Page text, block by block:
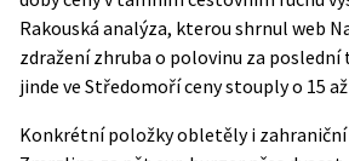
Rakouská analýza, kterou shrnul web
zdražení zhruba o polovinu za
jinde ve Středomoří ceny stouply o 15
Konkrétní položky obletěly i